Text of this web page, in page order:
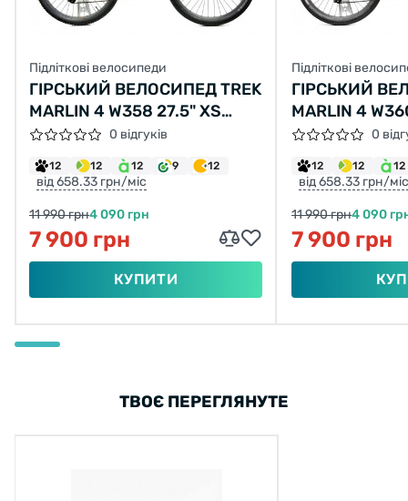
Підліткові велосипеди
ГІРСЬКИЙ ВЕЛОСИПЕД TREK
MARLIN 4 W358 27.5" XS
ЧОРНИЙ З ЧЕРВОНИМ Б/В
0 відгуків
12 12 12 9 12
від 658.33 грн/міс
11 990 грн4 090 грн
7 900 грн
КУПИТИ
Підліткові
ГІРСЬКИЙ
MARLIN 4
ЧОРНИЙ З0
12 12 12
від 658.33 грн/міс
11 990 грн4 090
7 900 грн
ТВОЄ ПЕРЕГЛЯНУТЕ